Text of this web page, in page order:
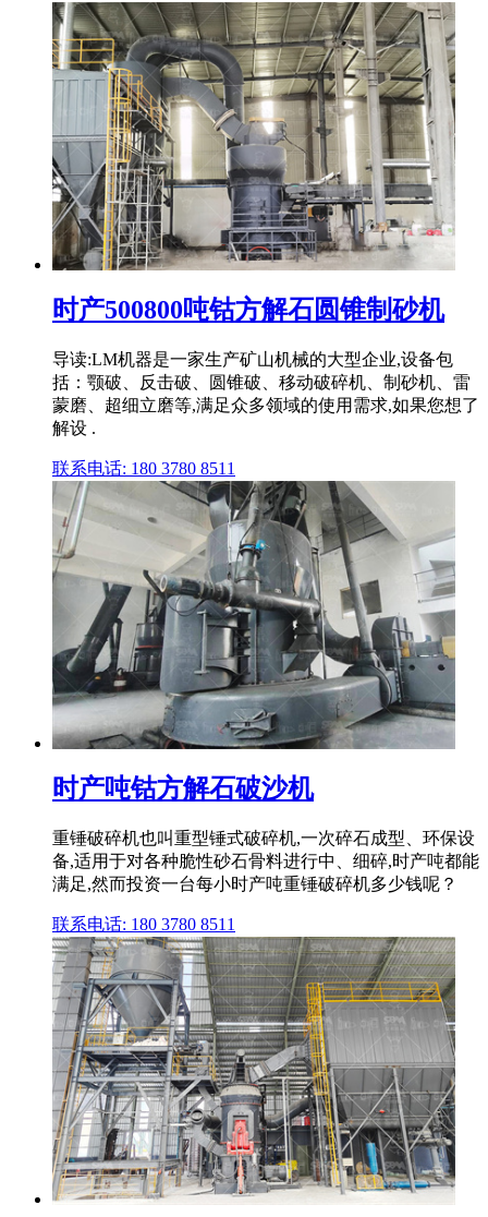
时产500800吨钴方解石圆锥制砂机
导读:LM机器是一家生产矿山机械的大型企业,设备包
括：颚破、反击破、圆锥破、移动破碎机、制砂机、雷
蒙磨、超细立磨等,满足众多领域的使用需求,如果您想了
解设 .
联系电话: 180 3780 8511
时产吨钴方解石破沙机
重锤破碎机也叫重型锤式破碎机,一次碎石成型、环保设
备,适用于对各种脆性砂石骨料进行中、细碎,时产吨都能
满足,然而投资一台每小时产吨重锤破碎机多少钱呢？
联系电话: 180 3780 8511